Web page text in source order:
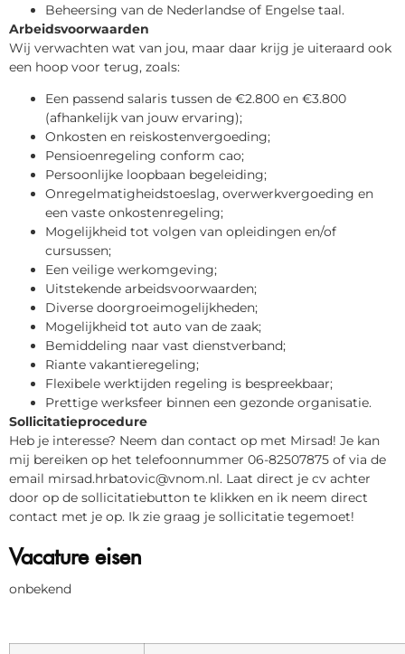
Beheersing van de Nederlandse of Engelse taal.
Arbeidsvoorwaarden
Wij verwachten wat van jou, maar daar krijg je uiteraard ook
een hoop voor terug, zoals:
Een passend salaris tussen de €2.800 en €3.800
(afhankelijk van jouw ervaring);
Onkosten en reiskostenvergoeding;
Pensioenregeling conform cao;
Persoonlijke loopbaan begeleiding;
Onregelmatigheidstoeslag, overwerkvergoeding en
een vaste onkostenregeling;
Mogelijkheid tot volgen van opleidingen en/of
cursussen;
Een veilige werkomgeving;
Uitstekende arbeidsvoorwaarden;
Diverse doorgroeimogelijkheden;
Mogelijkheid tot auto van de zaak;
Bemiddeling naar vast dienstverband;
Riante vakantieregeling;
Flexibele werktijden regeling is bespreekbaar;
Prettige werksfeer binnen een gezonde organisatie.
Sollicitatieprocedure
Heb je interesse? Neem dan contact op met Mirsad! Je kan
mij bereiken op het telefoonnummer 06-82507875 of via de
email mirsad.hrbatovic@vnom.nl. Laat direct je cv achter
door op de sollicitatiebutton te klikken en ik neem direct
contact met je op. Ik zie graag je sollicitatie tegemoet!
Vacature eisen
onbekend